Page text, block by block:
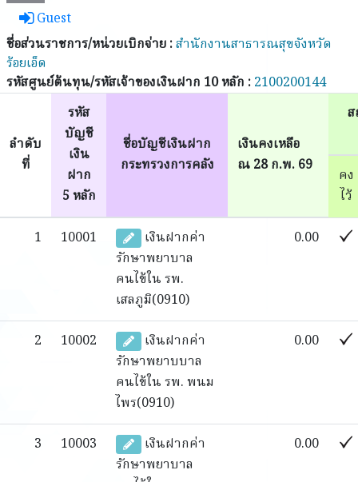
Guest
ชื่อส่วนราชการ/หน่วยเบิกจ่าย :สำนักงานสาธารณสุขจังหวัด
ร้อยเอ็ด
รหัสศูนย์ต้นทุน/รหัสเจ้าของเงินฝาก 10 หลัก :2100200144
ลำดับ
ที่
รหัส
บัญชี
เงิน
ฝาก
5 หลัก
ชื่อบัญชีเงินฝาก
กระทรวงการคลัง
เงินคงเหลือ
ณ 28 ก.พ. 69
คง
ไว้
1
10001
เงินฝากค่า
รักษาพยาบาล
คนไข้ใน รพ.
เสลภูมิ(0910)
0.00
2 10002
เงินฝากค่า
รักษาพยาบบาล
คนไข้ใน รพ. พนม
ไพร(0910)
0.00
3 10003
เงินฝากค่า
รักษาพยาบาล
0.00